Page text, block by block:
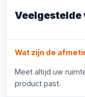
Veelgestelde
Wat zijn de
Meet altijd uw
product past.